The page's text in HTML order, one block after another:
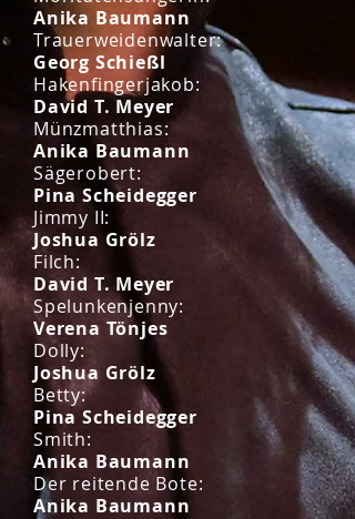
Anika Baumann
Trauerweidenwalter:
Georg Schießl
Hakenfingerjakob:
David T. Meyer
Münzmatthias:
Anika Baumann
Sägerobert:
Pina Scheidegger
Jimmy II:
Joshua Grölz
Filch:
David T. Meyer
Spelunkenjenny:
Verena Tönjes
Dolly:
Joshua Grölz
Betty:
Pina Scheidegger
Smith:
Anika Baumann
Der reitende Bote:
Anika Baumann